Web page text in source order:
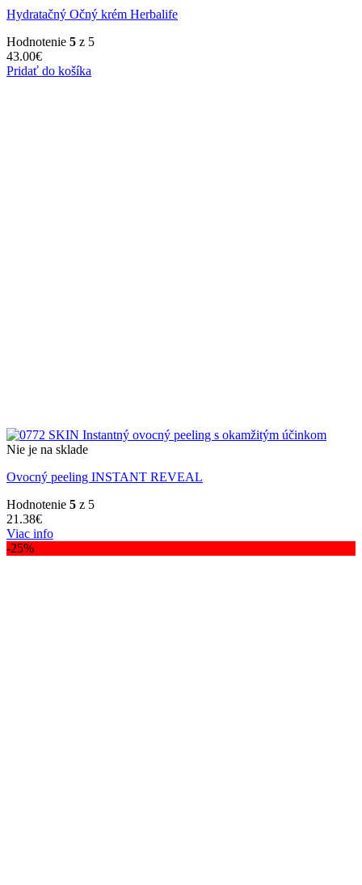
Hydratačný Očný krém Herbalife
Hodnotenie 5 z 5
43.00€
Pridať do košíka
Nie je na sklade
Ovocný peeling INSTANT REVEAL
Hodnotenie 5 z 5
21.38€
Viac info
-25%